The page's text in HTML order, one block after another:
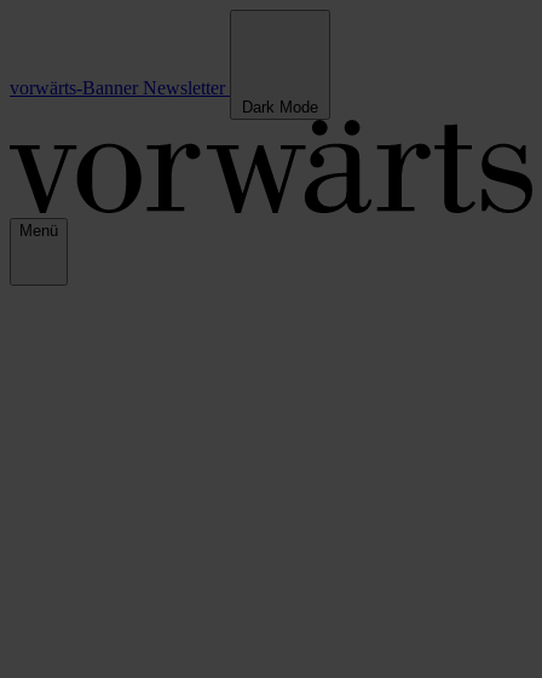
vorwärts-Banner Newsletter
Dark Mode
Menü